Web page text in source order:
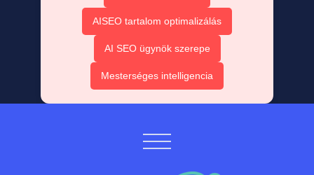
AISEO tartalom optimalizálás
AI SEO ügynök szerepe
Mesterséges intelligencia